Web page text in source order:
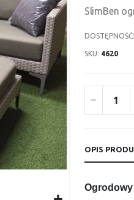
SlimBen
DOSTĘPNOŚĆ:
SKU 4620
OPIS